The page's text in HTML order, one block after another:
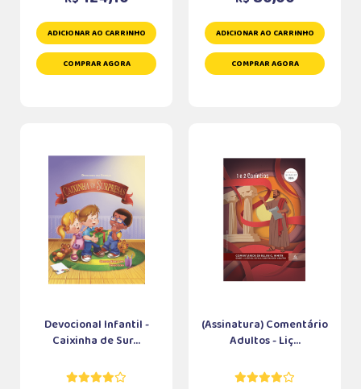
ADICIONAR AO CARRINHO
COMPRAR AGORA
ADICIONAR AO CARRINHO
COMPRAR AGORA
Devocional Infantil -
Caixinha de Sur...
(Assinatura) Comentário
Adultos - Liç...